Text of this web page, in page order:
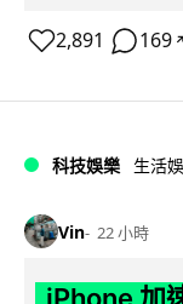
2,891 169 ↗
科技娛樂 生活
Vin 22 小時